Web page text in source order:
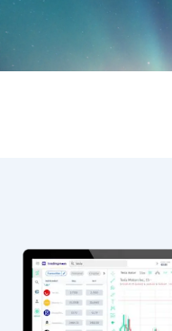
À propos de nous
Centre d'aide